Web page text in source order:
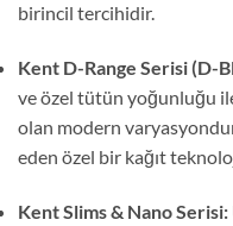
birincil tercihidir.
Kent D-Range Serisi (D-
ve özel tütün yoğunluğu
olan modern
eden özel bir kağıt
Kent Slims & Nano Serisi: